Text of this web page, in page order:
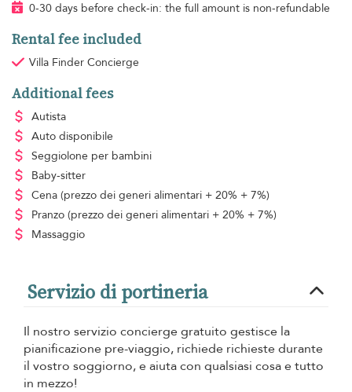
0-30 days before check-in: the full amount is non-refundable
Rental fee included
Villa Finder Concierge
Additional fees
Autista
Auto disponibile
Seggiolone per bambini
Baby-sitter
Cena (prezzo dei generi alimentari + 20% + 7%)
Pranzo (prezzo dei generi alimentari + 20% + 7%)
Massaggio
Servizio di portineria
Il nostro servizio concierge gratuito gestisce la
pianificazione pre-viaggio, richiede richieste durante
il vostro soggiorno, e aiuta con qualsiasi cosa e tutto
in mezzo!